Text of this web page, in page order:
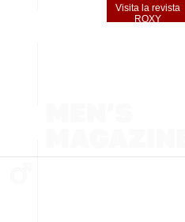
Visita la revista
ROXY